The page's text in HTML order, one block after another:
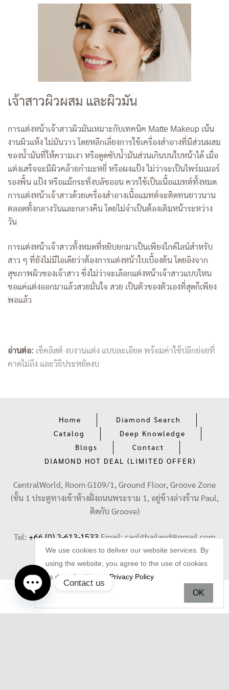
เจ้าสาวผิวผสม และผิวมัน
การแต่งหน้าเจ้าสาวผิวมันเหมาะกับเทคนิค Matte Makeup เน้น
งานผิวแห้ง ไม่มันวาว โดยหลีกเลี่ยงการใช้เครื่องสำอางที่มีส่วนผสม
ของน้ำมันที่ให้ความเงา หรือดูดซับน้ำมันส่วนเกินบนใบหน้าได้ เมื่อ
แต่งเสร็จจะมีผิวคล้ายกำมะหยี่ หรือผงแป้ง ไม่ว่าจะเป็นไพร์มเมอร์
รองพื้น แป้ง หรือแม้กระทั่งบลัชออน ควรใช้เป็นเนื้อแมทต์ทั้งหมด
การแต่งหน้าเจ้าสาวด้วยเครื่องสำอางเนื้อแมทต์จะติดทนยาวนาน
ตลอดทั้งกลางวันและกลางคืน โดยไม่จำเป็นต้องเติมหน้าระหว่าง
วัน
การแต่งหน้าเจ้าสาวทั้งหมดที่หยิบยกมาเป็นเพียงไกด์ไลน์สำหรับ
สาว ๆ ที่ยังไม่มีไอเดียว่าต้องการแต่งหน้าใบเบื้องต้น โดยอิงจาก
สุขภาพผิวของเจ้าสาว ซึ่งไม่ว่าจะเลือกแต่งหน้าเจ้าสาวแบบไหน
ขอแค่แต่งออกมาแล้วสวยมั่นใจ สวย เป็นตัวของตัวเองที่สุดก็เพียง
พอแล้ว
อ่านต่อ: เช็คลิสต์ งบงานแต่ง แบบละเอียด พร้อมค่าใช้ปลีกย่อยที่
คาดไม่ถึง และวิธีประหยัดงบ
Home
Diamond Search
Catalog
Deep Knowledge
Blogs
Contact
DIAMOND HOT DEAL (LIMITED OFFER)
CentralWorld, Room G109/1, Ground Floor, Groove Zone
(ชั้น 1 ประตูทางเข้าห้างฝั่งถนนพระราม 1, อยู่ข้างล่างร้าน Paul,
ติดกับ Groove)
Tel: +66 (0) 2-613-1533Email:caelithailand@gmail.com
We use cookies to deliver our website services. By
using the website, you agree to the use of cookies
as described in our Privacy Policy.
OK
Contact us